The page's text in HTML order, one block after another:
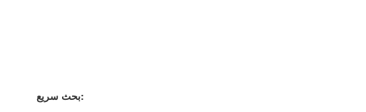
بحث سريع: